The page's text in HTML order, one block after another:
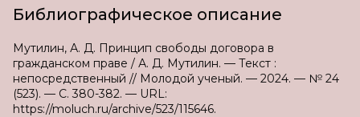
Библиографическое описание
Мутилин, А. Д. Принцип свободы договора в
гражданском праве / А. Д. Мутилин. — Текст :
непосредственный // Молодой ученый. — 2024. — № 24
(523). — С. 380-382. — URL:
https://moluch.ru/archive/523/115646.